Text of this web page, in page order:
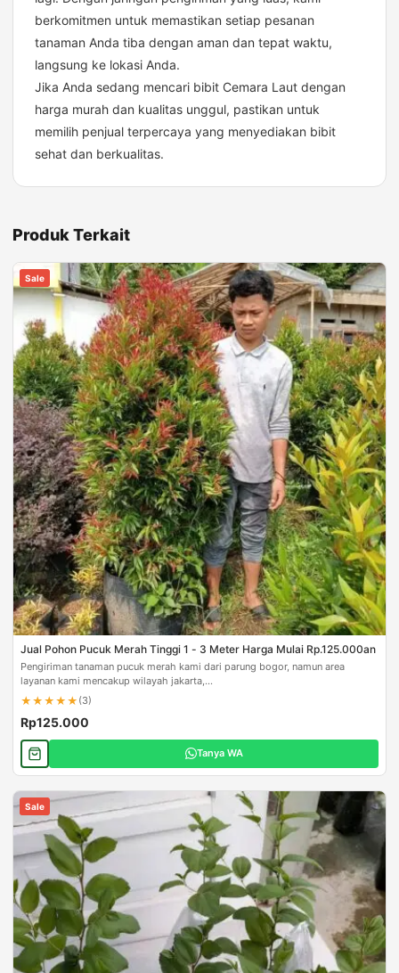
berkomitmen untuk memastikan setiap pesanan
tanaman Anda tiba dengan aman dan tepat waktu,
langsung ke lokasi Anda.
Jika Anda sedang mencari bibit Cemara Laut dengan
harga murah dan kualitas unggul, pastikan untuk
memilih penjual terpercaya yang menyediakan bibit
sehat dan berkualitas.
Produk Terkait
Sale
Jual Pohon Pucuk Merah Tinggi 1 - 3 Meter Harga Mulai Rp.125.000an
Pengiriman tanaman pucuk merah kami dari parung bogor, namun area
layanan kami mencakup wilayah jakarta,...
★ ★ ★ ★ ★ (3)
Rp125.000
Tanya WA
Sale